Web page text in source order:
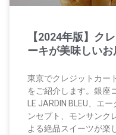
【2024年版】ク
ーキが美味しいお
東京でクレジットカー
をご紹介します。銀座
LE JARDIN BLEU、エ
ンセプト、モンサンク
よる絶品スイーツが楽